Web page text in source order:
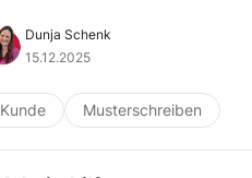
Dunja Schenk
15.12.2025
Kunde Musterschreiben